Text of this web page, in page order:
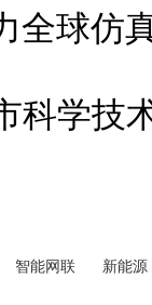
全球仿
科学技
智能网联 新能源